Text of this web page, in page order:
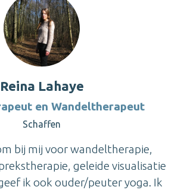
Reina Lahaye
en Wandeltherapeut
Schaffen
bij mij voor wandeltherapie,
geleide visualisatie
ik ook ouder/peuter yoga. Ik